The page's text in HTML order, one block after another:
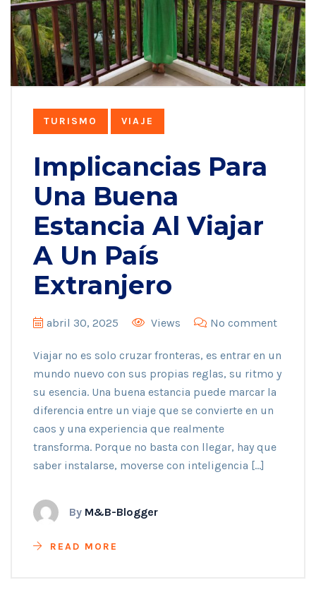
TURISMO VIAJE
Implicancias Para
Una Buena
Estancia Al Viajar
A Un País
Extranjero
abril 30, 2025 Views No comment
Viajar no es solo cruzar fronteras, es entrar en un
mundo nuevo con sus propias reglas, su ritmo y
su esencia. Una buena estancia puede marcar la
diferencia entre un viaje que se convierte en un
caos y una experiencia que realmente
transforma. Porque no basta con llegar, hay que
saber instalarse, moverse con inteligencia […]
By M&B-Blogger
READ MORE